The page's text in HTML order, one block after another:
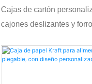
Personalizada.
Cajas de cartón
cajones deslizantes y
de perlas. Se ofrece